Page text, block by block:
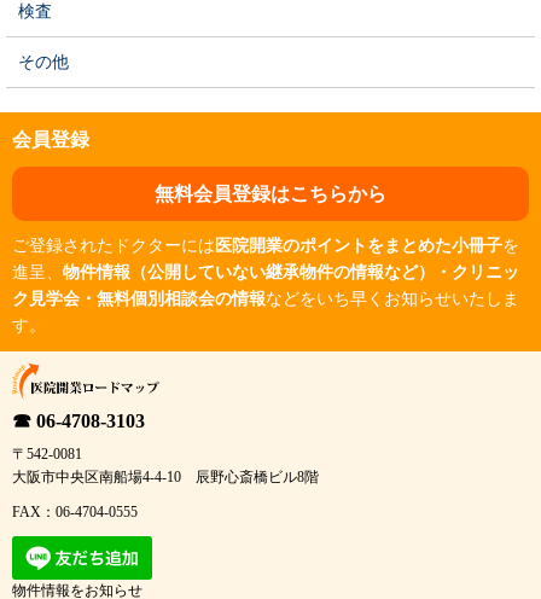
検査
その他
会員登録
無料会員登録はこちらから
ご登録されたドクターには 医院開業のポイントをまとめた小冊子を
進呈、 物件情報（公開していない継承物件の情報など）・クリニッ
ク見学会・無料個別相談会の情報などをいち早くお知らせいたしま
す。
☎ 06-4708-3103
〒542-0081
大阪市中央区南船場4-4-10 辰野心斎橋ビル8階
FAX：06-4704-0555
物件情報をお知らせ